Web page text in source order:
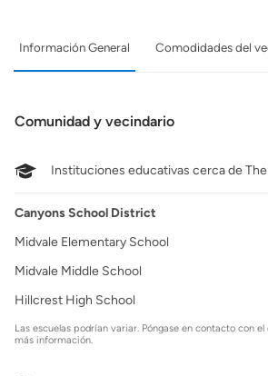
Información General Comodidades del
Comunidad y vecindario
Instituciones educativas cerca de
Canyons School District
Midvale Elementary School
Midvale Middle School
Hillcrest High School
Las escuelas podrían variar. Póngase en contacto con
más información.